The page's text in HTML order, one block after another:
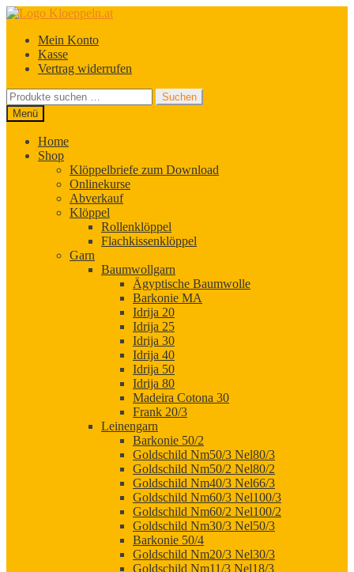
Zur
springen
Zum
springenMein Konto
Kasse
Vertrag widerrufen
Suchen
nach:
Suchen
Menü
Home
Shop
Klöppelbriefe zum Download
Onlinekurse
Abverkauf
Klöppel
Rollenklöppel
Flachkissenklöppel
Garn
Baumwollgarn
Ägyptische Baumwolle
Barkonie MA
Idrija 20
Idrija 25
Idrija 30
Idrija 40
Idrija 50
Idrija 80
Madeira Cotona 30
Frank 20/3
Leinengarn
Barkonie 50/2
Goldschild Nm50/3 Nel80/3
Goldschild Nm50/2 Nel80/2
Goldschild Nm40/3 Nel66/3
Goldschild Nm60/3 Nel100/3
Goldschild Nm60/2 Nel100/2
Goldschild Nm30/3 Nel50/3
Barkonie 50/4
Goldschild Nm20/3 Nel30/3
Goldschild Nm11/3 Nel18/3